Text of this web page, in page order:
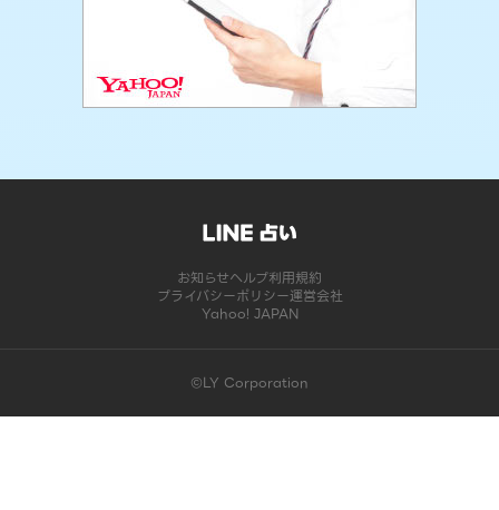
お知らせヘルプ利用規約
プライバシーポリシー運営会社
Yahoo! JAPAN
©LY Corporation
このコンテンツは掲載が終了しました | LINE占い